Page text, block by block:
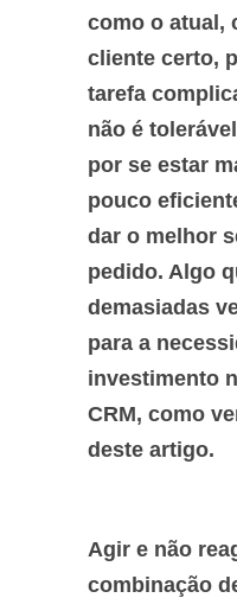
como o atual,
cliente certo,
tarefa
não é
por se estar
pouco
dar o melhor
pedido. Algo
demasiadas
para a
investimento
CRM, como
deste artigo.
Agir e não
combinação